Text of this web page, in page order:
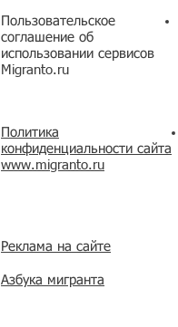
Пользовательское
соглашение об
использовании сервисов
Migranto.ru
Политика
конфиденциальности сайта
www.migranto.ru
Реклама на сайте
Азбука мигранта